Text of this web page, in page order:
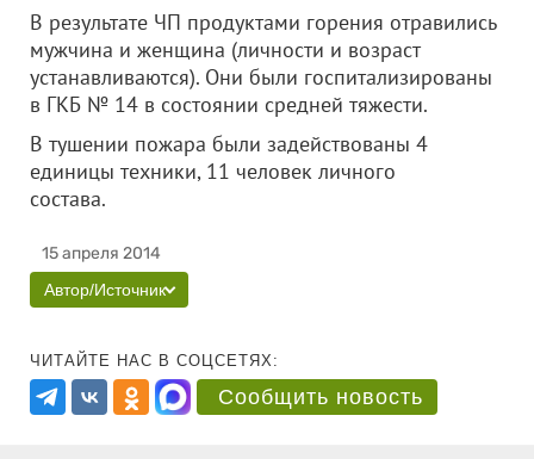
В результате ЧП продуктами горения отравились
мужчина и женщина (личности и возраст
устанавливаются). Они были госпитализированы
в ГКБ № 14 в состоянии средней тяжести.
В тушении пожара были задействованы 4
единицы техники, 11 человек личного
состава.
15 апреля 2014
Автор/Источник
ЧИТАЙТЕ НАС В СОЦСЕТЯХ:
Сообщить новость